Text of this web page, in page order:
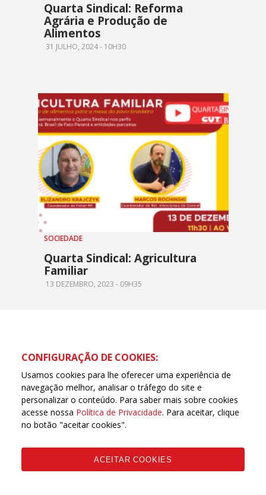
Quarta Sindical: Reforma
Agrária e Produção de
Alimentos
31 JULHO, 2024 - 10H30
SOCIEDADE
Quarta Sindical: Agricultura
Familiar
13 DEZEMBRO, 2023 - 09H35
CONFIGURAÇÃO DE COOKIES:
Usamos cookies para lhe oferecer uma experiência de
navegação melhor, analisar o tráfego do site e
personalizar o conteúdo. Para saber mais sobre cookies
acesse nossa Política de Privacidade. Para aceitar, clique
no botão "aceitar cookies".
ACEITAR COOKIES